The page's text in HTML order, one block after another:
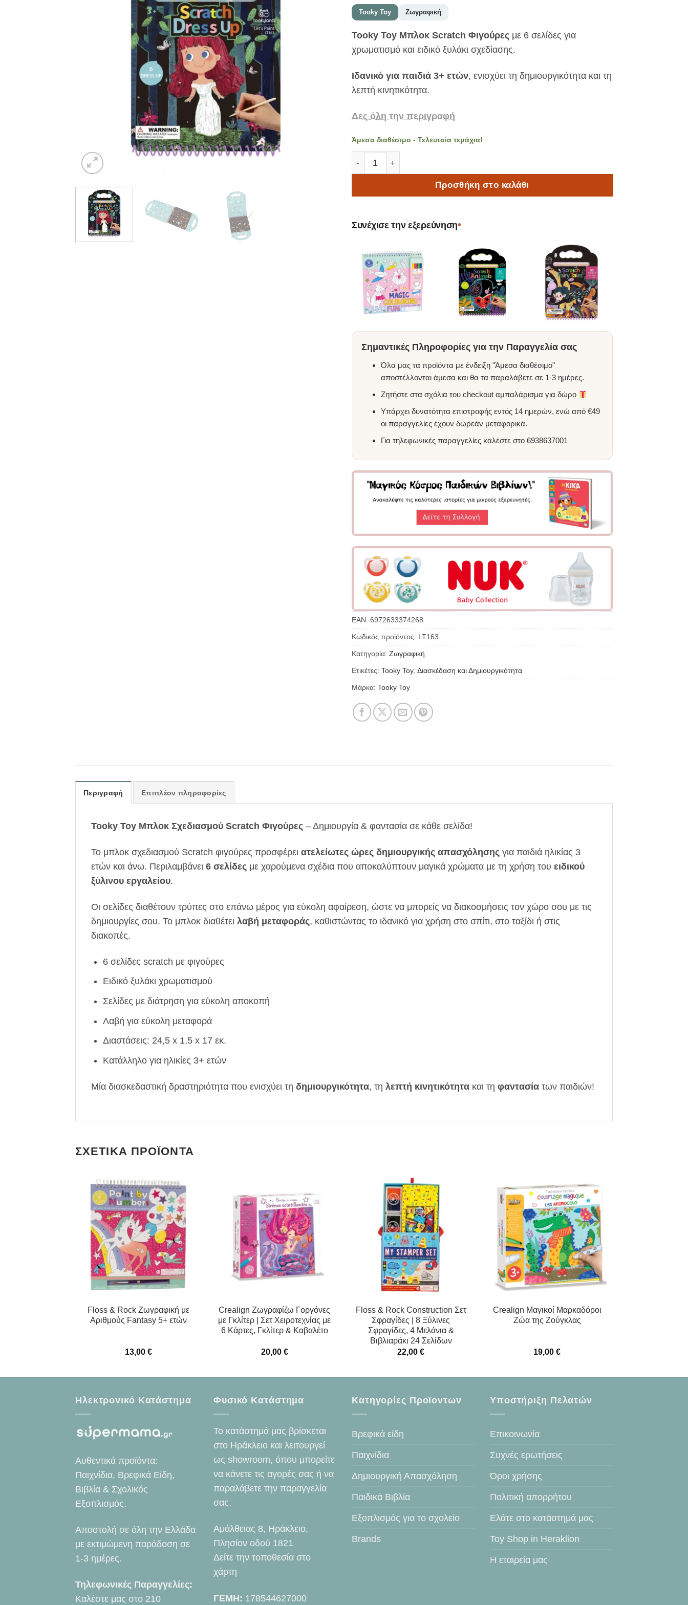
Tooky Toy Ζωγραφική
Tooky Toy Μπλοκ Scratch Φιγούρες με 6 σελίδες για
χρωματισμό και ειδικό ξυλάκι σχεδίασης.
Ιδανικό για παιδιά 3+ ετών, ενισχύει τη δημιουργικότητα και τη
λεπτή κινητικότητα.
Δες όλη την περιγραφή
Άμεσα διαθέσιμο - Τελευταία τεμάχια!
Προσθήκη στο καλάθι
Συνέχισε την εξερεύνηση•
Σημαντικές Πληροφορίες για την Παραγγελία σας
Όλα μας τα προϊόντα με ένδειξη "Άμεσα διαθέσιμο"
αποστέλλονται άμεσα και θα τα παραλάβετε σε 1-3 ημέρες.
Ζητήστε στα σχόλια του checkout αμπαλάρισμα για δώρο
Υπάρχει δυνατότητα επιστροφής εντός 14 ημερών, ενώ από €49
οι παραγγελίες έχουν δωρεάν μεταφορικά.
Για τηλεφωνικές παραγγελίες καλέστε στο 6938637001
EAN: 6972633374268
Κωδικός προϊόντος: LT163
Κατηγορία: Ζωγραφική
Ετικέτες: Tooky Toy, Διασκέδαση και Δημιουργικότητα
Μάρκα: Tooky Toy
Περιγραφή Επιπλέον πληροφορίες
Tooky Toy Μπλοκ Σχεδιασμού Scratch Φιγούρες – Δημιουργία & φαντασία σε κάθε σελίδα!
Το μπλοκ σχεδιασμού Scratch φιγούρες προσφέρει ατελείωτες ώρες δημιουργικής απασχόλησης για παιδιά ηλικίας 3
ετών και άνω. Περιλαμβάνει 6 σελίδες με χαρούμενα σχέδια που αποκαλύπτουν μαγικά χρώματα με τη χρήση του ειδικού
ξύλινου εργαλείου.
Οι σελίδες διαθέτουν τρύπες στο επάνω μέρος για εύκολη αφαίρεση, ώστε να μπορείς να διακοσμήσεις τον χώρο σου με τις
δημιουργίες σου. Το μπλοκ διαθέτει λαβή μεταφοράς, καθιστώντας το ιδανικό για χρήση στο σπίτι, στο ταξίδι ή στις
διακοπές.
6 σελίδες scratch με φιγούρες
Ειδικό ξυλάκι χρωματισμού
Σελίδες με διάτρηση για εύκολη αποκοπή
Λαβή για εύκολη μεταφορά
Διαστάσεις: 24,5 x 1,5 x 17 εκ.
Κατάλληλο για ηλικίες 3+ ετών
Μία διασκεδαστική δραστηριότητα που ενισχύει τη δημιουργικότητα, τη λεπτή κινητικότητα και τη φαντασία των παιδιών!
ΣΧΕΤΙΚΆ ΠΡΟΪΌΝΤΑ
Floss & Rock Ζωγραφική με
Αριθμούς Fantasy 5+ ετών
13,00 €
Crealign Ζωγραφίζω Γοργόνες
με Γκλίτερ | Σετ Χειροτεχνίας με
6 Κάρτες, Γκλίτερ & Καβαλέτο
20,00 €
Floss & Rock Construction Σετ
Σφραγίδες | 8 Ξύλινες
Σφραγίδες, 4 Μελάνια &
Βιβλιαράκι 24 Σελίδων
22,00€
Crealign Μαγικοί Μαρκαδόροι
Ζώα της Ζούγκλας
19,00€
Ηλεκτρονικό Κατάστημα
Αυθεντικά προϊόντα:
Παιχνίδια, Βρεφικά Είδη,
Βιβλία & Σχολικός
Εξοπλισμός.
Αποστολή σε όλη την Ελλάδα
με εκτιμώμενη παράδοση σε
1-3 ημέρες.
Τηλεφωνικές Παραγγελίες:
Καλέστε μας στο 210
Φυσικό Κατάστημα
Το κατάστημά μας βρίσκεται
στο Ηράκλειο και λειτουργεί
ως showroom, όπου μπορείτε
να κάνετε τις αγορές σας ή να
παραλάβετε την παραγγελία
σας.
Αμάλθειας 8, Ηράκλειο,
Πλησίον οδού 1821
Δείτε την τοποθεσία στο
χάρτη
ΓΕΜΗ: 178544627000
Κατηγορίες Προϊοντων
Βρεφικά είδη
Παιχνίδια
Δημιουργική Απασχόληση
Παιδικά Βιβλία
Εξοπλισμός για το σχολείο
Brands
Υποστήριξη Πελατών
Επικοινωνία
Συχνές ερωτήσεις
Όροι χρήσης
Πολιτική απορρήτου
Ελάτε στο κατάστημά μας
Toy Shop in Heraklion
Η εταιρεία μας